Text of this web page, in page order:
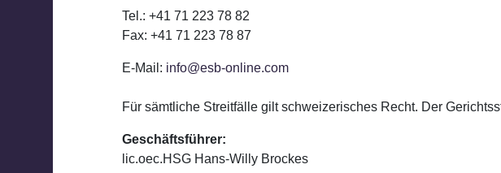
Tel.: +41 71 223 78 82
Fax: +41 71 223 78 87
E-Mail: info@esb-online.com
Für sämtliche Streitfälle gilt schweizerisches Recht. Der
Geschäftsführer:
lic.oec.HSG Hans-Willy Brockes